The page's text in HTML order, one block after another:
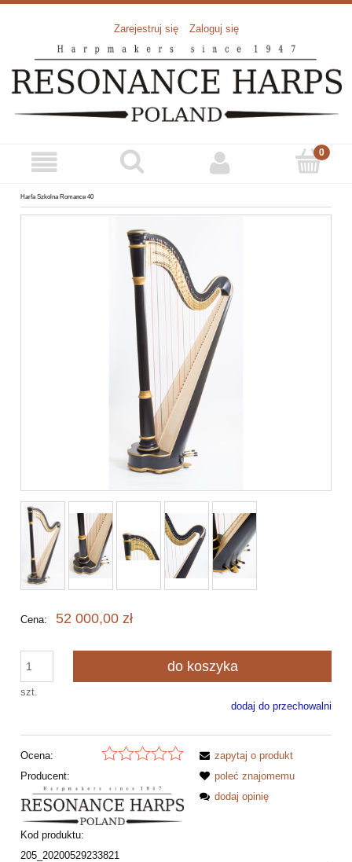
Zarejestruj się Zaloguj się
Harfa Szkolna Romance 40
Cena: 52 000,00 zł
szt.
do koszyka
dodaj do przechowalni
Ocena:
Producent:
Kod produktu:
205_20200529233821
zapytaj o produkt
poleć znajomemu
dodaj opinię